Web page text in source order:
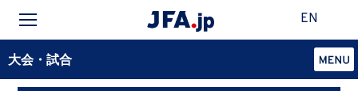
EN
大会・試合